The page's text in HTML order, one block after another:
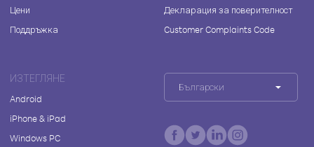
Цени
Поддръжка
Декларация за поверителност
Customer Complaints Code
ИЗТЕГЛЯНЕ
Android
iPhone & iPad
Windows PC
Български